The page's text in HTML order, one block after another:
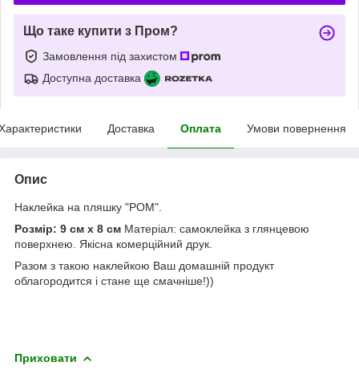
Що таке купити з Пром?
Замовлення під захистом
Доступна доставка
Доставка Оплата Умови повернення
Опис
Наклейка на пляшку "РОМ".
Розмір: 9 см х 8 см Матеріал: самоклейка з глянцевою
поверхнею. Якісна комерційний друк.
Разом з такою наклейкою Ваш домашній продукт
облагородится і стане ще смачніше!))
Приховати